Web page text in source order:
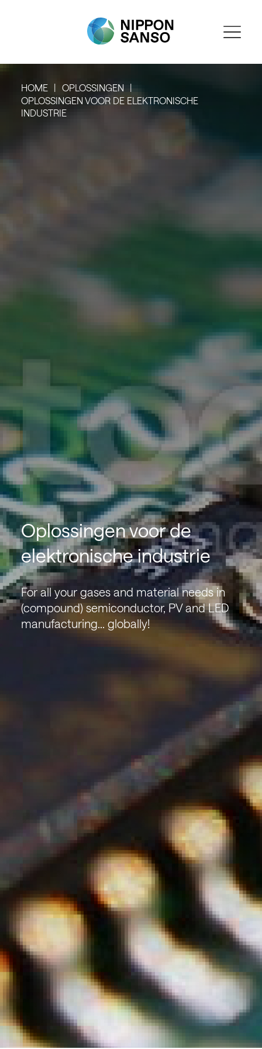
HOME
OPLOSSINGEN
OPLOSSINGEN VOOR DE ELEKTRONISCHE
INDUSTRIE
Oplossingen voor de
elektronische industrie
For all your gases and material needs in
(compound) semiconductor, PV and LED
manufacturing... globally!